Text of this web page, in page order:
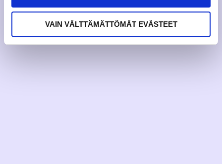
VAIN VÄLTTÄMÄTTÖMÄT EVÄSTEET